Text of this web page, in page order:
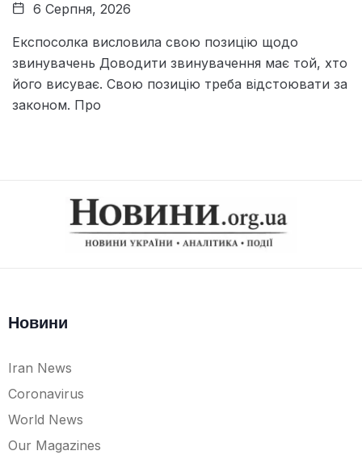
6 Серпня, 2026
Експосолка висловила свою позицію щодо
звинувачень Доводити звинувачення має той, хто
його висуває. Свою позицію треба відстоювати за
законом. Про
Новини
Iran News
Coronavirus
World News
Our Magazines